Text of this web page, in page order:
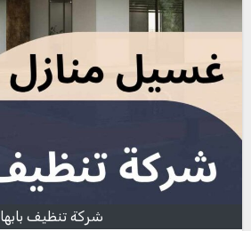
شركة تنظيف بابها